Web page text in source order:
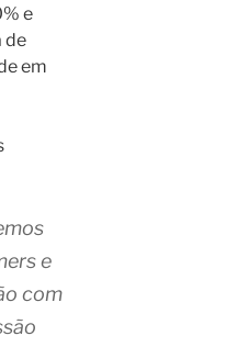
e
de
em
e
com